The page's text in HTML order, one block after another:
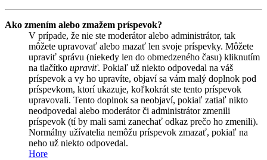
Ako zmením alebo zmažem príspevok?
V prípade, že nie ste moderátor alebo administrátor, tak
môžete upravovať alebo mazať len svoje príspevky. Môžete
upraviť správu (niekedy len do obmedzeného času) kliknutím
na tlačítko upraviť. Pokiaľ už niekto odpovedal na váš
príspevok a vy ho upravíte, objaví sa vám malý doplnok pod
príspevkom, ktorí ukazuje, koľkokrát ste tento príspevok
upravovali. Tento doplnok sa neobjaví, pokiaľ zatiaľ nikto
neodpovedal alebo moderátor či administrátor zmenili
príspevok (tí by mali sami zanechať odkaz prečo ho zmenili).
Normálny užívatelia nemôžu príspevok zmazať, pokiaľ na
neho už niekto odpovedal.
Hore